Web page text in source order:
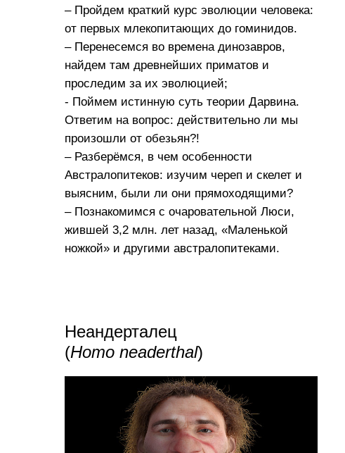
– ­Пройдем краткий курс эволюции человека:
от первых млекопитающих до гоминидов.
– Перенесемся во времена динозавров,
найдем там древнейших приматов и
проследим за их эволюцией;
- Поймем истинную суть теории Дарвина.
Ответим на вопрос: действительно ли мы
произошли от обезьян?!
– Разберёмся, в чем особенности
Австралопитеков: изучим череп и скелет и
выясним, были ли они прямоходящими?
– Познакомимся с очаровательной Люси,
жившей 3,2 млн. лет назад, «Маленькой
ножкой» и другими австралопитеками.
Неандерталец
(Homo neaderthal)